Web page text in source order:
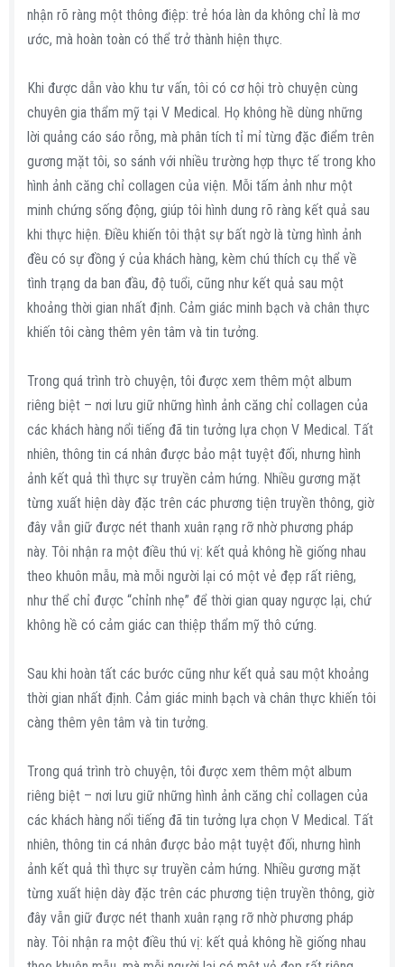
nhận rõ ràng một thông điệp: trẻ hóa làn da không chỉ là mơ
ước, mà hoàn toàn có thể trở thành hiện thực.
Khi được dẫn vào khu tư vấn, tôi có cơ hội trò chuyện cùng
chuyên gia thẩm mỹ tại V Medical. Họ không hề dùng những
lời quảng cáo sáo rỗng, mà phân tích tỉ mỉ từng đặc điểm trên
gương mặt tôi, so sánh với nhiều trường hợp thực tế trong kho
hình ảnh căng chỉ collagen của viện. Mỗi tấm ảnh như một
minh chứng sống động, giúp tôi hình dung rõ ràng kết quả sau
khi thực hiện. Điều khiến tôi thật sự bất ngờ là từng hình ảnh
đều có sự đồng ý của khách hàng, kèm chú thích cụ thể về
tình trạng da ban đầu, độ tuổi, cũng như kết quả sau một
khoảng thời gian nhất định. Cảm giác minh bạch và chân thực
khiến tôi càng thêm yên tâm và tin tưởng.
Trong quá trình trò chuyện, tôi được xem thêm một album
riêng biệt – nơi lưu giữ những hình ảnh căng chỉ collagen của
các khách hàng nổi tiếng đã tin tưởng lựa chọn V Medical. Tất
nhiên, thông tin cá nhân được bảo mật tuyệt đối, nhưng hình
ảnh kết quả thì thực sự truyền cảm hứng. Nhiều gương mặt
từng xuất hiện dày đặc trên các phương tiện truyền thông, giờ
đây vẫn giữ được nét thanh xuân rạng rỡ nhờ phương pháp
này. Tôi nhận ra một điều thú vị: kết quả không hề giống nhau
theo khuôn mẫu, mà mỗi người lại có một vẻ đẹp rất riêng,
như thể chỉ được “chỉnh nhẹ” để thời gian quay ngược lại, chứ
không hề có cảm giác can thiệp thẩm mỹ thô cứng.
Sau khi hoàn tất các bước cũng như kết quả sau một khoảng
thời gian nhất định. Cảm giác minh bạch và chân thực khiến tôi
càng thêm yên tâm và tin tưởng.
Trong quá trình trò chuyện, tôi được xem thêm một album
riêng biệt – nơi lưu giữ những hình ảnh căng chỉ collagen của
các khách hàng nổi tiếng đã tin tưởng lựa chọn V Medical. Tất
nhiên, thông tin cá nhân được bảo mật tuyệt đối, nhưng hình
ảnh kết quả thì thực sự truyền cảm hứng. Nhiều gương mặt
từng xuất hiện dày đặc trên các phương tiện truyền thông, giờ
đây vẫn giữ được nét thanh xuân rạng rỡ nhờ phương pháp
này. Tôi nhận ra một điều thú vị: kết quả không hề giống nhau